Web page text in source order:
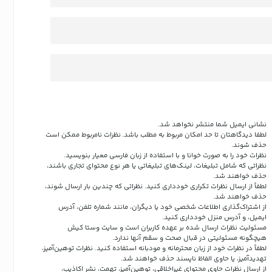
نشانی ایمیل شما منتشر نخواهد شد.
لطفا دیدگاهتان تا حد امکان مربوط به مطلب باشد. نظرات نامربوط ممکن است
حذف شوند.
نظرات خود را به صورت خوانا و با استفاده از زبان فارسی معیار بنویسید.
نظراتی که شامل تبلیغات، لینک‌های تبلیغاتی یا هر نوع محتوای تجاری باشند،
حذف خواهند شد.
لطفاً از ارسال نظرات تکراری خودداری کنید. نظراتی که چندین بار ارسال شوند،
حذف خواهند شد.
از اشتراک‌گذاری اطلاعات شخصی خود یا دیگران، مانند شماره تلفن، آدرس
ایمیل، و آدرس منزل خودداری کنید.
مسئولیت نظرات ارسال شده بر عهده کاربران است و سایت وستا کیش
هیچگونه مسئولیتی در قبال صحت و سقم آنها ندارد.
لطفاً در نظرات خود از زبان محترمانه و مودبانه استفاده کنید. نظرات توهین‌آمیز،
تهدیدآمیز، یا حاوی الفاظ ناپسند حذف خواهند شد.
از ارسال نظرات حاوی محتوای غیراخلاقی، توهین‌آمیز، تهمت، نشر اکاذیب،